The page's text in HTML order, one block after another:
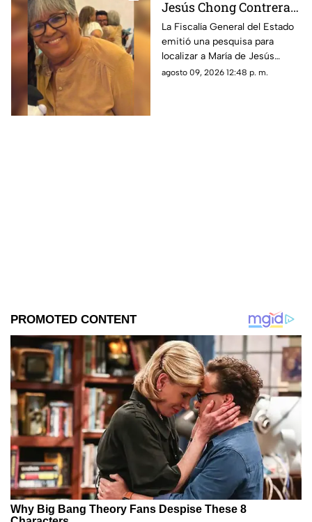
Jesús Chong Contreras,
mujer de 65 años
desaparecida en la
ciudad de Chihuahua
La Fiscalía General del Estado
emitió una pesquisa para
localizar a María de Jesús
Chong Contreras, de 65 años.
agosto 09, 2026 12:48 p. m.